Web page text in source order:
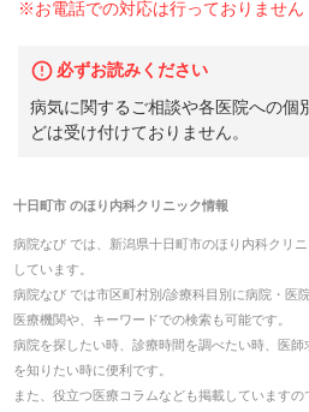
※お電話での対応は行っておりません
必ずお読みください
病気に関するご相談や各医院への個
どは受け付けておりません。
十日町市のほり内科クリニック情報
病院なび では、 新潟県十日町市のほり内科クリニ
しています。
病院なび では市区町村別/診療科目別に病院・医
医療機関や、キーワードでの検索も可能です。
病院を探したい時、診療時間を調べたい時、医
を知りたい時に便利です。
また、役立つ医療コラムなども掲載していますの